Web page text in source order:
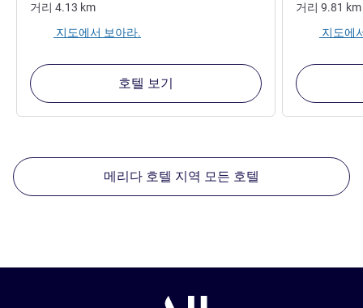
거리 4.13 km
지도에서 보아라.
호텔 보기
거리 9.81 km
지도에
메리다 호텔 지역 모든 호텔